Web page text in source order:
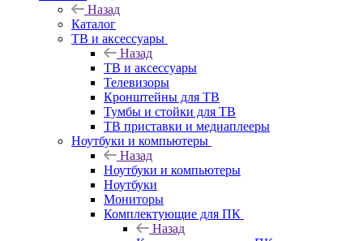
Назад
Каталог
ТВ и аксессуары
Назад
ТВ и аксессуары
Телевизоры
Кронштейны для ТВ
Тумбы и стойки для ТВ
ТВ приставки и медиаплееры
Ноутбуки и компьютеры
Назад
Ноутбуки и компьютеры
Ноутбуки
Мониторы
Комплектующие для ПК
Назад